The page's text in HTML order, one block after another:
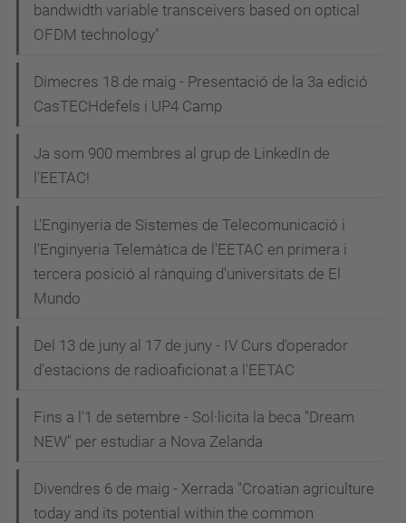
bandwidth variable transceivers based on optical
OFDM technology"
Dimecres 18 de maig - Presentació de la 3a edició
CasTECHdefels i UP4 Camp
Ja som 900 membres al grup de LinkedIn de
l'EETAC!
L'Enginyeria de Sistemes de Telecomunicació i
l'Enginyeria Telemàtica de l'EETAC en primera i
tercera posició al rànquing d'universitats de El
Mundo
Del 13 de juny al 17 de juny - IV Curs d'operador
d'estacions de radioaficionat a l'EETAC
Fins a l'1 de setembre - Sol·licita la beca "Dream
NEW" per estudiar a Nova Zelanda
Divendres 6 de maig - Xerrada "Croatian agriculture
today and its potential within the common